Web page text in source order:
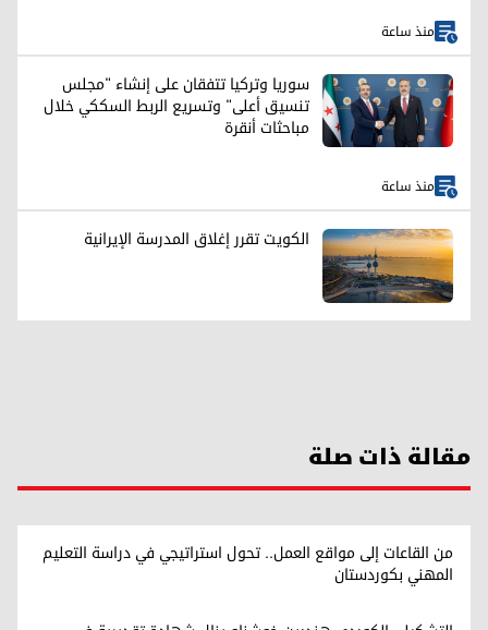
منذ ساعة
سوريا وتركيا تتفقان على إنشاء "مجلس
تنسيق أعلى" وتسريع الربط السككي خلال
مباحثات أنقرة
منذ ساعة
الكويت تقرر إغلاق المدرسة الإيرانية
مقالة ذات صلة
من القاعات إلى مواقع العمل.. تحول استراتيجي في دراسة التعليم
المهني بكوردستان